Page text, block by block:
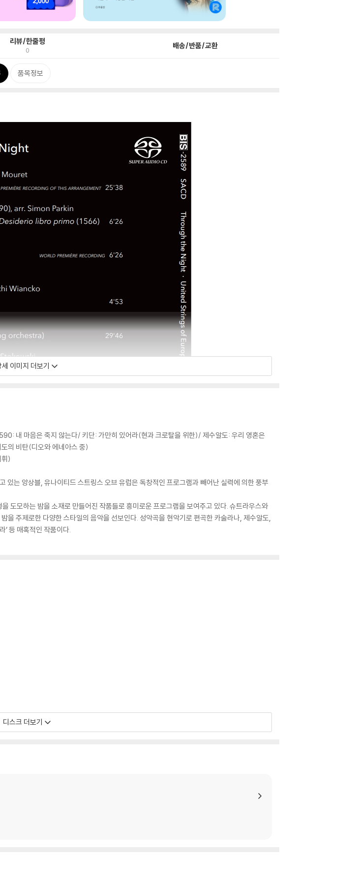
리뷰/한줄평
0 배송/반품/교환
품목정보
세 이미지 더보기
내 마음은 죽지 않는다/ 키단: 가만히 있어라(현과 크로탈을 위한)/ 제수알도: 우리 영혼은
의 비탄(디오와 에네아스 중)
)
있는 앙상블, 유나이티드 스트링스 오브 유럽은 독창적인 프로그램과 빼어난 실력에 의한 풍부
도모하는 밤을 소재로 만들어진 작품들로 흥미로운 프로그램을 보여주고 있다. 슈트라우스와
주제로한 다양한 스타일의 음악을 선보인다. 성악곡을 현악기로 편곡한 카술라나, 제수알도,
’ 등 매혹적인 작품이다.
디스크 더보기